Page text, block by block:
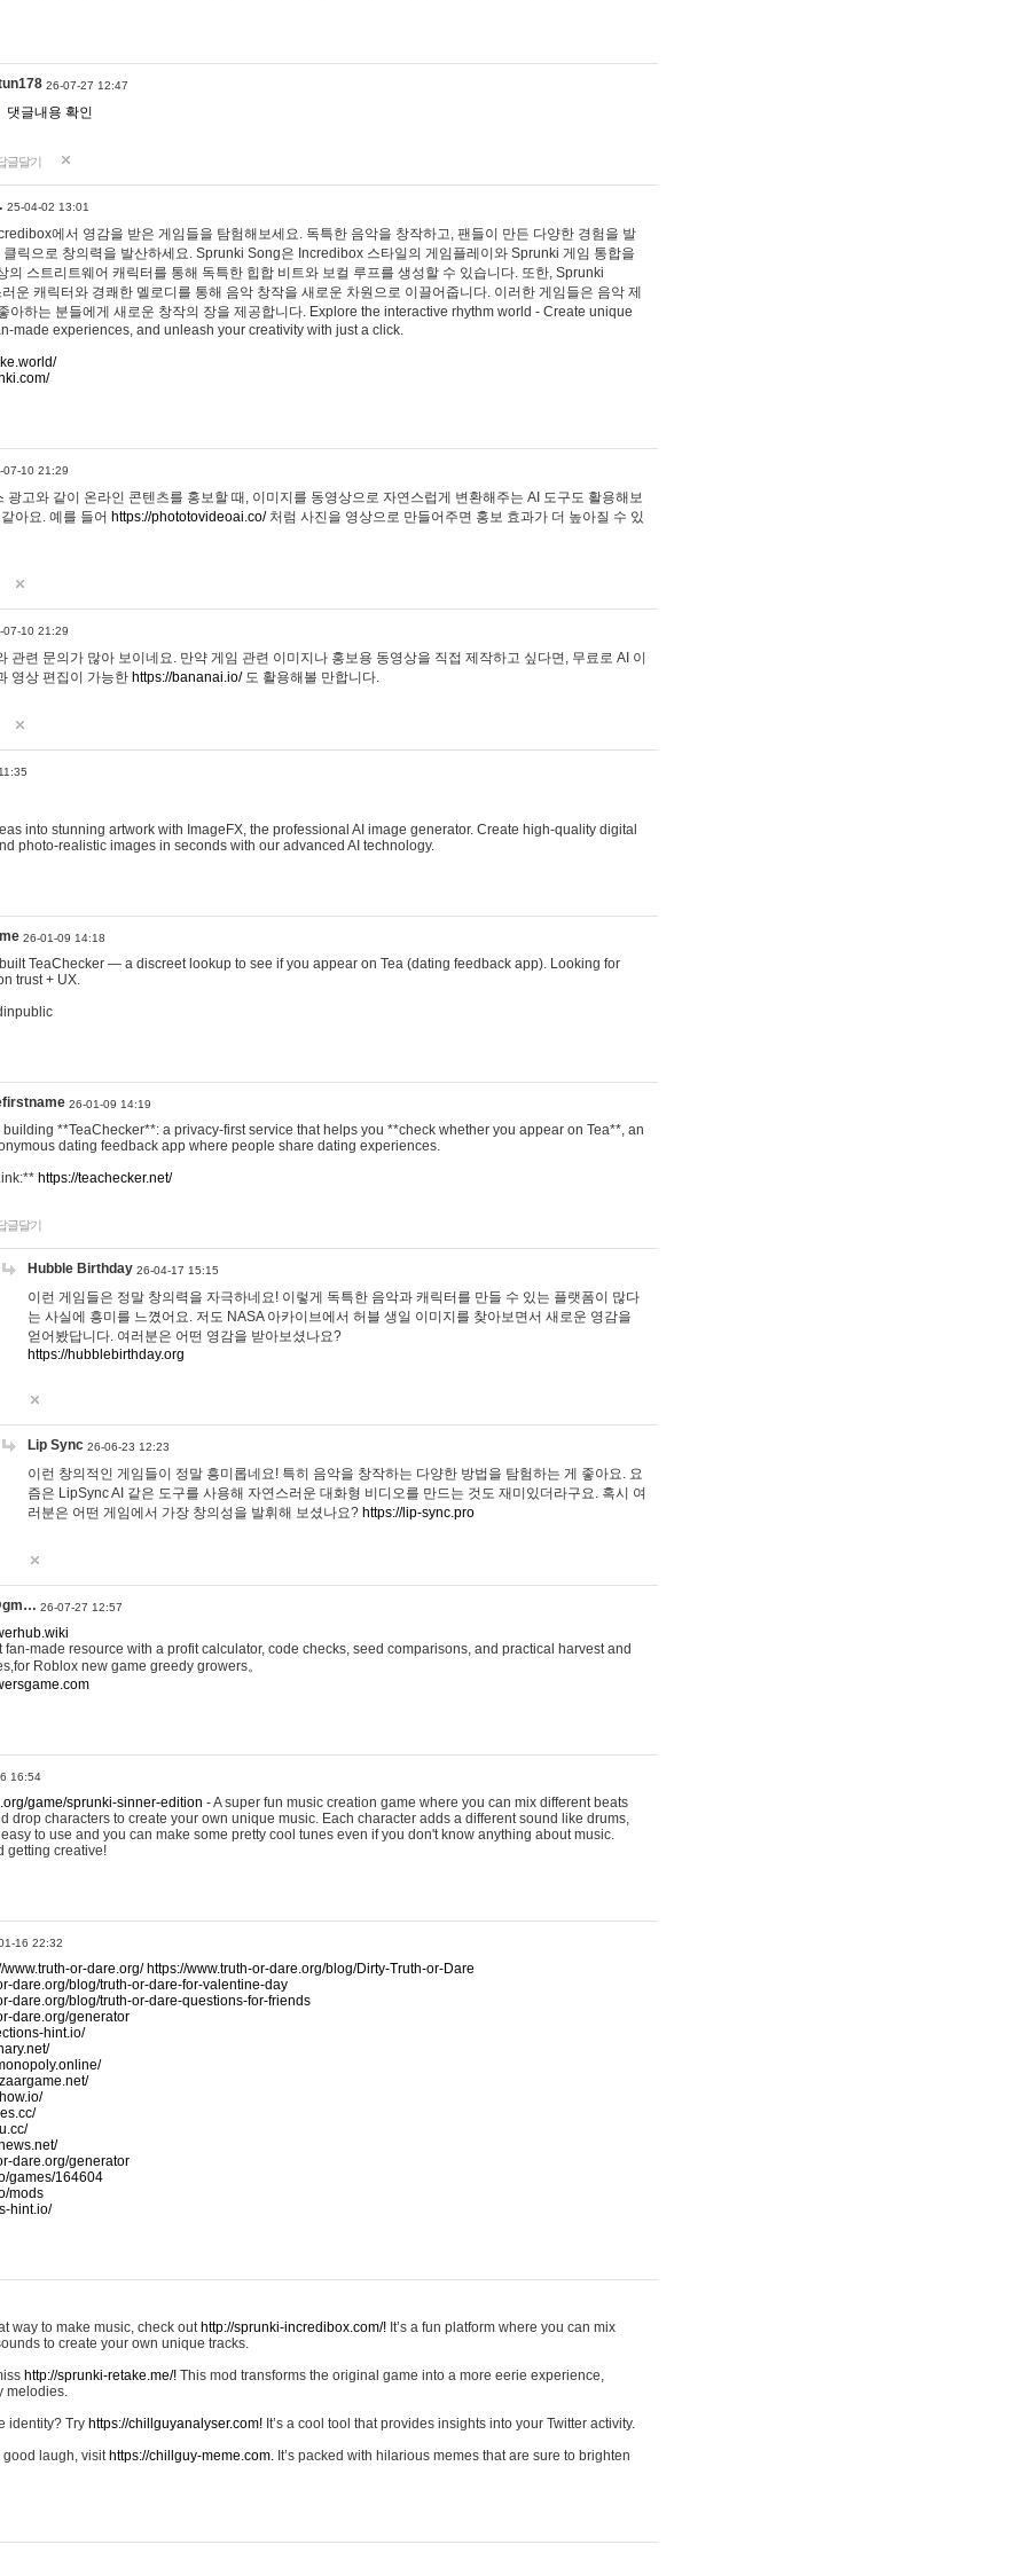
26-07-27 12:47
댓글내용 확인
글달기
25-04-02 13:01
에서 영감을 받은 게임들을 탐험해보세요. 독특한 음악을 창작하고, 팬들이 만든 다양한 경험을 발
클릭으로 창의력을 발산하세요. Sprunki Song은 Incredibox 스타일의 게임플레이와 Sprunki 게임 통합을
의 스트리트웨어 캐릭터를 통해 독특한 힙합 비트와 보컬 루프를 생성할 수 있습니다. 또한, Sprunki
운 캐릭터와 경쾌한 멜로디를 통해 음악 창작을 새로운 차원으로 이끌어줍니다. 이러한 게임들은 음악 제
아하는 분들에게 새로운 창작의 장을 제공합니다. Explore the interactive rhythm world - Create unique
made experiences, and unleash your creativity with just a click.
07-10 21:29
광고와 같이 온라인 콘텐츠를 홍보할 때, 이미지를 동영상으로 자연스럽게 변환해주는 AI 도구도 활용해보
아요. 예를 들어 https://phototovideoai.co/처럼 사진을 영상으로 만들어주면 홍보 효과가 더 높아질 수 있
07-10 21:29
관련 문의가 많아 보이네요. 만약 게임 관련 이미지나 홍보용 동영상을 직접 제작하고 싶다면, 무료로 AI 이
영상 편집이 가능한 https://bananai.io/도 활용해볼 만합니다.
into stunning artwork with ImageFX, the professional AI image generator. Create high-quality digital
photo-realistic images in seconds with our advanced AI technology.
26-01-09 14:18
TeaChecker — a discreet lookup to see if you appear on Tea (dating feedback app). Looking for
trust + UX.
26-01-09 14:19
building **TeaChecker**: a privacy-first service that helps you **check whether you appear on Tea**, an
dating feedback app where people share dating experiences.
https://teachecker.net/
글달기
Hubble Birthday 26-04-17 15:15
이런 게임들은 정말 창의력을 자극하네요! 이렇게 독특한 음악과 캐릭터를 만들 수 있는 플랫폼이 많다
는 사실에 흥미를 느꼈어요. 저도 NASA 아카이브에서 허블 생일 이미지를 찾아보면서 새로운 영감을
얻어봤답니다. 여러분은 어떤 영감을 받아보셨나요?
https://hubblebirthday.org
Lip Sync 26-06-23 12:23
이런 창의적인 게임들이 정말 흥미롭네요! 특히 음악을 창작하는 다양한 방법을 탐험하는 게 좋아요. 요
즘은 LipSync AI 같은 도구를 사용해 자연스러운 대화형 비디오를 만드는 것도 재미있더라구요. 혹시 여
러분은 어떤 게임에서 가장 창의성을 발휘해 보셨나요? https://lip-sync.pro
26-07-27 12:57
made resource with a profit calculator, code checks, seed comparisons, and practical harvest and
Roblox new game greedy growers。
16:54
game/sprunki-sinner-edition - A super fun music creation game where you can mix different beats
drop characters to create your own unique music. Each character adds a different sound like drums,
to use and you can make some pretty cool tunes even if you don't know anything about music.
getting creative!
16 22:32
www.truth-or-dare.org/ https://www.truth-or-dare.org/blog/Dirty-Truth-or-Dare
dare.org/blog/truth-or-dare-for-valentine-day
dare.org/blog/truth-or-dare-questions-for-friends
dare.org/generator
hint.io/
dare.org/generator
games/164604
mods
hint.io/
way to make music, check out http://sprunki-incredibox.com/! It’s a fun platform where you can mix
to create your own unique tracks.
http://sprunki-retake.me/! This mod transforms the original game into a more eerie experience,
melodies.
identity? Try https://chillguyanalyser.com! It’s a cool tool that provides insights into your Twitter activity.
good laugh, visit https://chillguy-meme.com. It’s packed with hilarious memes that are sure to brighten